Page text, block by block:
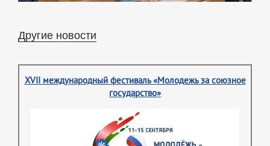
Другие новости
XVII международный фестиваль «Молодежь за союзное
государство»